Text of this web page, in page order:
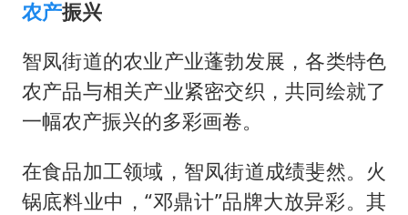
农产振兴
智凤街道的农业产业蓬勃发展，各类特色
农产品与相关产业紧密交织，共同绘就了
一幅农产振兴的多彩画卷。
在食品加工领域，智凤街道成绩斐然。火
锅底料业中，“邓鼎计”品牌大放异彩。其